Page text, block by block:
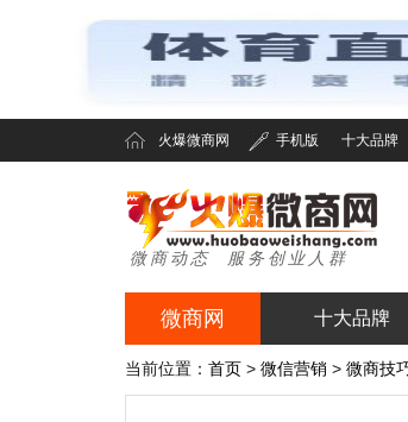
火爆微商网 手机版 十大品牌
火爆微商网
微商动态 服务创业人群
微商网 十大品牌
当前位置： 首页> 微信营销> 微商技